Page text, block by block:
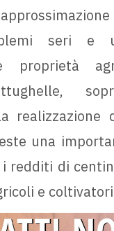
seri e
proprietà
realizzazione
una
redditi di
e